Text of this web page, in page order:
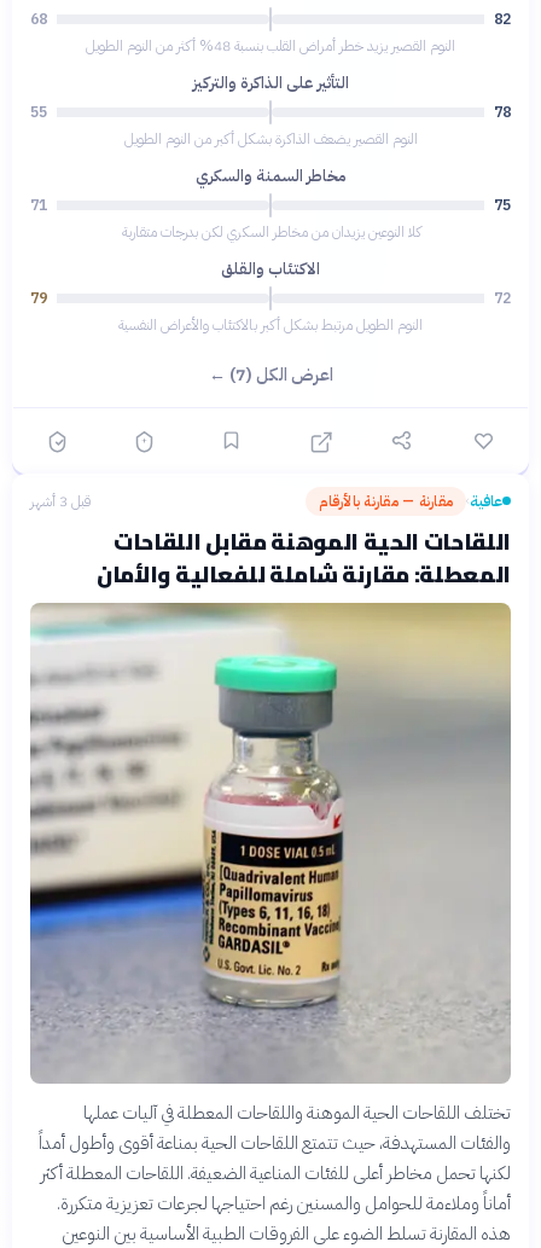
82
68
النوم القصير يزيد خطر أمراض القلب بنسبة 48% أكثر من النوم الطويل
التأثير على الذاكرة والتركيز
78
55
النوم القصير يضعف الذاكرة بشكل أكبر من النوم الطويل
مخاطر السمنة والسكري
75
71
كلا النوعين يزيدان من مخاطر السكري لكن بدرجات متقاربة
الاكتئاب والقلق
72
79
النوم الطويل مرتبط بشكل أكبر بالاكتئاب والأعراض النفسية
اعرض الكل (7) ←
عافية› مقارنة — مقارنة بالأرقام قبل 3 أشهر
اللقاحات الحية الموهنة مقابل اللقاحات
المعطلة: مقارنة شاملة للفعالية والأمان
تختلف اللقاحات الحية الموهنة واللقاحات المعطلة في آليات عملها
والفئات المستهدفة، حيث تتمتع اللقاحات الحية بمناعة أقوى وأطول أمداً
لكنها تحمل مخاطر أعلى للفئات المناعية الضعيفة. اللقاحات المعطلة أكثر
أماناً وملاءمة للحوامل والمسنين رغم احتياجها لجرعات تعزيزية متكررة.
هذه المقارنة تسلط الضوء على الفروقات الطبية الأساسية بين النوعين